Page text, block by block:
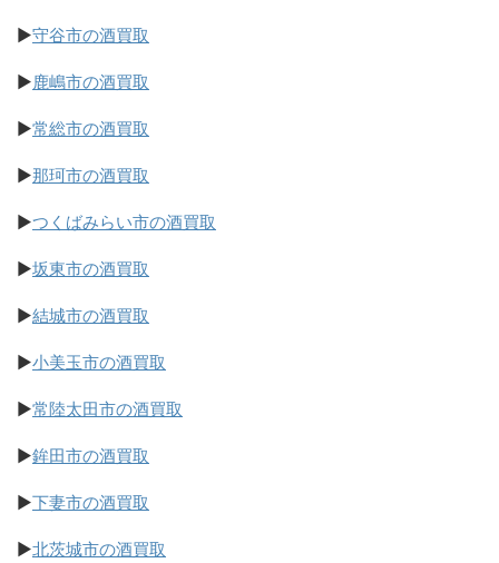
▶守谷市の酒買取
▶鹿嶋市の酒買取
▶常総市の酒買取
▶那珂市の酒買取
▶つくばみらい市の酒買取
▶坂東市の酒買取
▶結城市の酒買取
▶小美玉市の酒買取
▶常陸太田市の酒買取
▶鉾田市の酒買取
▶下妻市の酒買取
▶北茨城市の酒買取